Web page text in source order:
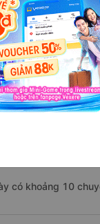
Cư Jút - Đắk
11 - Sài Gòn từ
nhiêu chuyến
có khoảng 10